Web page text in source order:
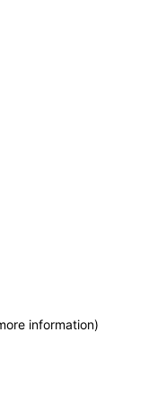
information)